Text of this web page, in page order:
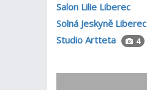
Salon Lilie Liberec
Solná Jeskyně Liberec
Studio Artteta
4